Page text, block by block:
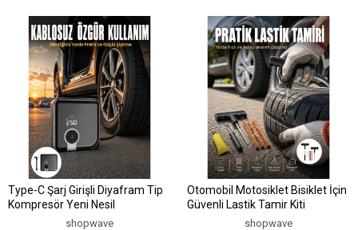
Type-C Şarj Girişli Diyafram Tip
Kompresör Yeni Nesil
shopwave
Otomobil Motosiklet Bisiklet İçin
Güvenli Lastik Tamir Kiti
shopwave